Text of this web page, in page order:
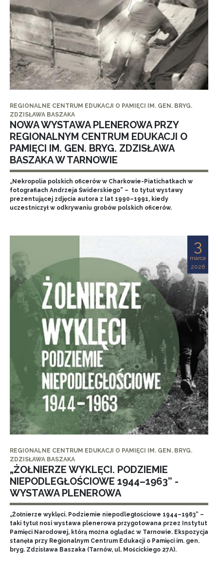
REGIONALNE CENTRUM EDUKACJI O PAMIĘCI IM. GEN. BRYG.
ZDZISŁAWA BASZAKA
NOWA WYSTAWA PLENEROWA PRZY
REGIONALNYM CENTRUM EDUKACJI O
PAMIĘCI IM. GEN. BRYG. ZDZISŁAWA
BASZAKA W TARNOWIE
„Nekropolia polskich oficerów w Charkowie-Piatichatkach w
fotografiach Andrzeja Świderskiego” – to tytuł wystawy
prezentującej zdjęcia autora z lat 1990–1991, kiedy
uczestniczył w odkrywaniu grobów polskich oficerów.
3
marca
2026
REGIONALNE CENTRUM EDUKACJI O PAMIĘCI IM. GEN. BRYG.
ZDZISŁAWA BASZAKA
„ŻOŁNIERZE WYKLĘCI. PODZIEMIE
NIEPODLEGŁOŚCIOWE 1944–1963” -
WYSTAWA PLENEROWA
„Żołnierze wyklęci. Podziemie niepodległościowe 1944–1963” –
taki tytuł nosi wystawa plenerowa przygotowana przez Instytut
Pamięci Narodowej, którą można oglądać w Tarnowie. Ekspozycja
stanęła przy Regionalnym Centrum Edukacji o Pamięci im. gen.
bryg. Zdzisława Baszaka (Tarnów, ul. Mościckiego 27A).